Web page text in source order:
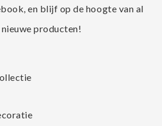
en blijf op de hoogte van al
producten!